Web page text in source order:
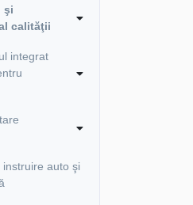
şi
calităţii
integrat
auto şi